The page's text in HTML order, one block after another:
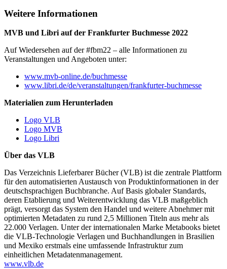
Weitere Informationen
MVB und Libri auf der Frankfurter Buchmesse 2022
Auf Wiedersehen auf der #fbm22 – alle Informationen zu
Veranstaltungen und Angeboten unter:
www.mvb-online.de/buchmesse
www.libri.de/de/veranstaltungen/frankfurter-buchmesse
Materialien zum Herunterladen
Logo VLB
Logo MVB
Logo Libri
Über das VLB
Das Verzeichnis Lieferbarer Bücher (VLB) ist die zentrale Plattform
für den automatisierten Austausch von Produktinformationen in der
deutschsprachigen Buchbranche. Auf Basis globaler Standards,
deren Etablierung und Weiterentwicklung das VLB maßgeblich
prägt, versorgt das System den Handel und weitere Abnehmer mit
optimierten Metadaten zu rund 2,5 Millionen Titeln aus mehr als
22.000 Verlagen. Unter der internationalen Marke Metabooks bietet
die VLB-Technologie Verlagen und Buchhandlungen in Brasilien
und Mexiko erstmals eine umfassende Infrastruktur zum
einheitlichen Metadatenmanagement.
www.vlb.de